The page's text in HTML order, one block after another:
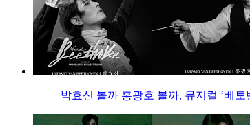
박효신 볼까 홍광호 볼까, 뮤지컬 ‘베토